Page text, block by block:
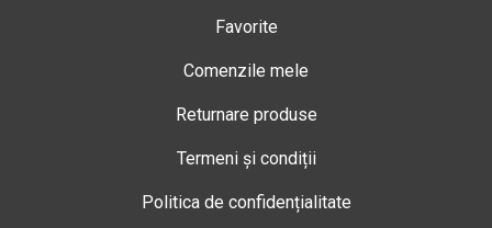
Favorite
Comenzile mele
Returnare produse
Termeni și condiții
Politica de confidențialitate